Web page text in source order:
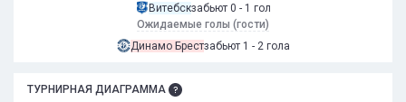
Витебскзабьют 0 - 1 гол
Ожидаемые голы (гости)
Динамо Брестзабьют 1 - 2 гола
ТУРНИРНАЯ ДИАГРАММА